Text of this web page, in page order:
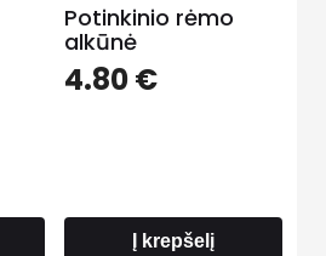
Potinkinio rėmo
alkūnė
4.80€
Į krepšelį